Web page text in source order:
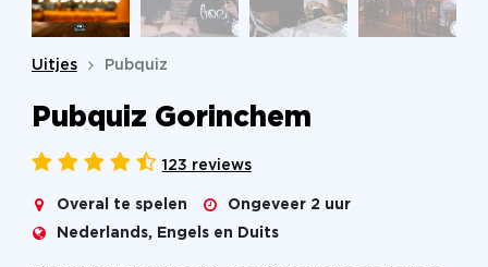
Uitjes Pubquiz
Pubquiz Gorinchem
123 reviews
Overal te spelen Ongeveer 2 uur
Nederlands, Engels en Duits